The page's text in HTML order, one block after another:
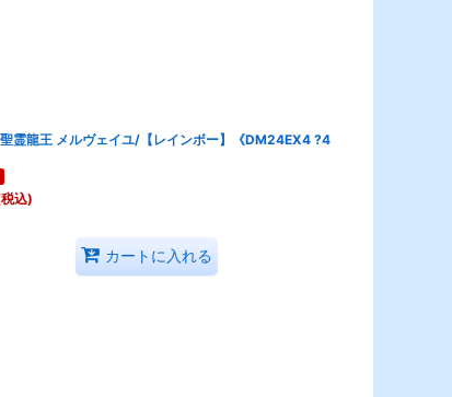
聖霊龍王 メルヴェイユ/【レインボー】《DM24EX4 ?4
込)
カートに入れる